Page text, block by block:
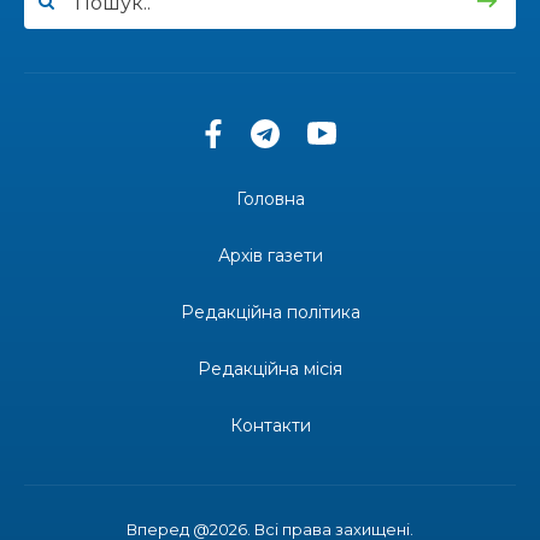
“Серпневі свята” – Клуб з народознавства
Юні мешканці Бахмутської громади у Харкові
долучилися до проєкту «Радість у дитячих
територіальної громади
«Дві музи» у Рівному: свято краси, мистецтва
епідеміолог, зоолог
Вперед @2026. Всі права захищені.
Головна
Архів газети
Редакційна політика
Редакційна місія
Контакти